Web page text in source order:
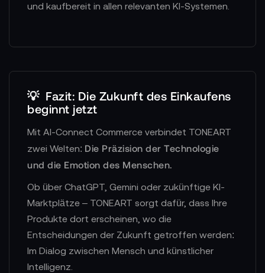
und kaufbereit in allen relevanten KI-Systemen.
💡 Fazit: Die Zukunft des Einkaufens
beginnt jetzt
Mit AI-Connect Commerce verbindet TONEART
zwei Welten: Die Präzision der Technologie
und die Emotion des Menschen.
Ob über ChatGPT, Gemini oder zukünftige KI-
Marktplätze – TONEART sorgt dafür, dass Ihre
Produkte dort erscheinen, wo die
Entscheidungen der Zukunft getroffen werden:
Im Dialog zwischen Mensch und künstlicher
Intelligenz.